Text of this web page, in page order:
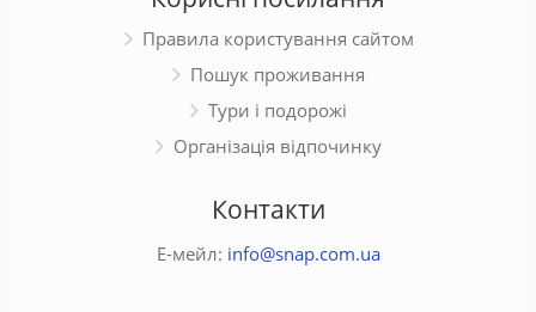
Правила користування сайтом
Пошук проживання
Тури і подорожі
Організація відпочинку
Контакти
Е-мейл: info@snap.com.ua